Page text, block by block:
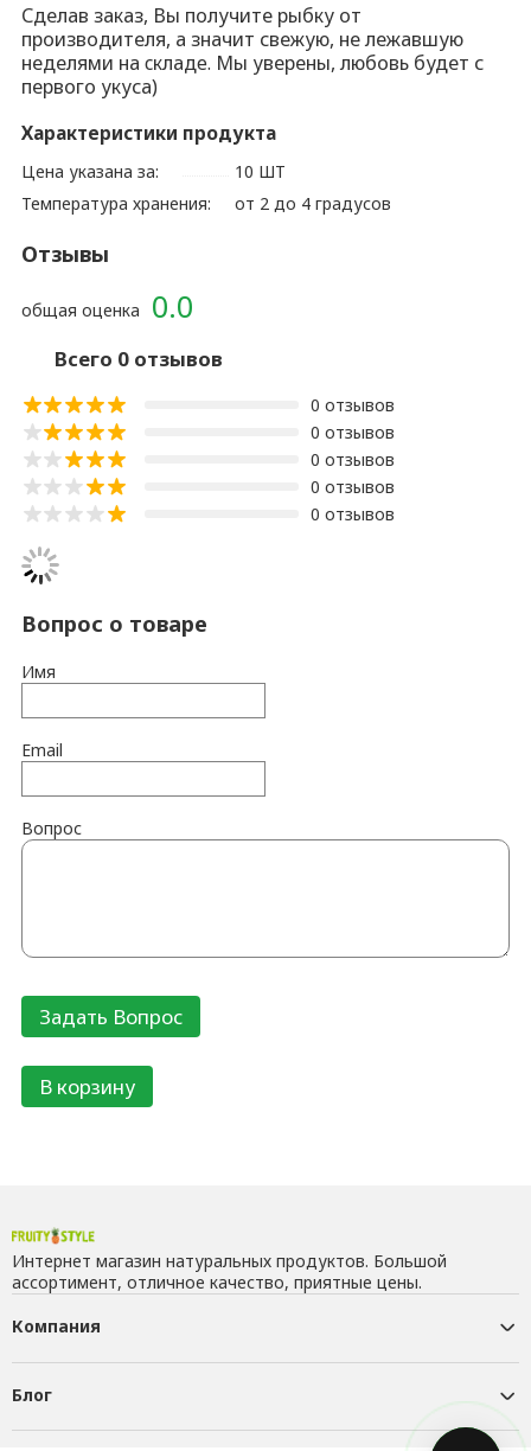
Сделав заказ, Вы получите рыбку от
производителя, а значит свежую, не лежавшую
неделями на cкладe. Мы уверены, любовь будет с
первого укуса)
Характеристики продукта
Цена указана за:
10 ШТ
Температура хранения:
от 2 до 4 градусов
Отзывы
0.0
общая оценка
Всего 0 отзывов
0 отзывов
0 отзывов
0 отзывов
0 отзывов
0 отзывов
Вопрос о товаре
Имя
Email
Вопрос
В корзину
Интернет магазин натуральных продуктов. Большой
ассортимент, отличное качество, приятные цены.
Компания
Блог